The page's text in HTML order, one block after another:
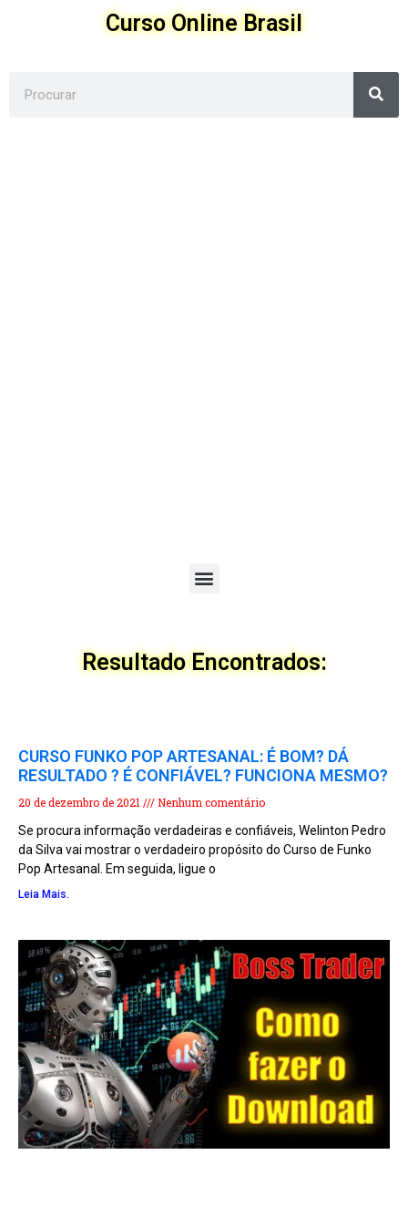
Curso Online Brasil
Menu
Resultado Encontrados:
CURSO FUNKO POP ARTESANAL: É BOM? DÁ
RESULTADO ? É CONFIÁVEL? FUNCIONA MESMO?
20 de dezembro de 2021
Nenhum comentário
Se procura informação verdadeiras e confiáveis, Welinton Pedro
da Silva vai mostrar o verdadeiro propósito do Curso de Funko
Pop Artesanal. Em seguida, ligue o
Leia Mais.